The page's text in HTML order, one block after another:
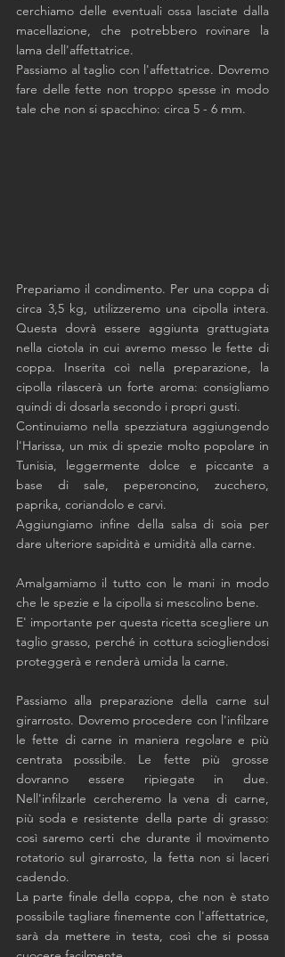
cerchiamo delle eventuali ossa lasciate dalla
macellazione, che potrebbero rovinare la
lama dell'affettatrice.
Passiamo al taglio con l'affettatrice. Dovremo
fare delle fette non troppo spesse in modo
tale che non si spacchino: circa 5 - 6 mm.
Prepariamo il condimento. Per una coppa di
circa 3,5 kg, utilizzeremo una cipolla intera.
Questa dovrà essere aggiunta grattugiata
nella ciotola in cui avremo messo le fette di
coppa. Inserita coì nella preparazione, la
cipolla rilascerà un forte aroma: consigliamo
quindi di dosarla secondo i propri gusti.
Continuiamo nella spezziatura aggiungendo
l'Harissa, un mix di spezie molto popolare in
Tunisia, leggermente dolce e piccante a
base di sale, peperoncino, zucchero,
paprika, coriandolo e carvi.
Aggiungiamo infine della salsa di soia per
dare ulteriore sapidità e umidità alla carne.
Amalgamiamo il tutto con le mani in modo
che le spezie e la cipolla si mescolino bene.
E' importante per questa ricetta scegliere un
taglio grasso, perché in cottura sciogliendosi
proteggerà e renderà umida la carne.
Passiamo alla preparazione della carne sul
girarrosto. Dovremo procedere con l'infilzare
le fette di carne in maniera regolare e più
centrata possibile. Le fette più grosse
dovranno essere ripiegate in due.
Nell'infilzarle cercheremo la vena di carne,
più soda e resistente della parte di grasso:
così saremo certi che durante il movimento
rotatorio sul girarrosto, la fetta non si laceri
cadendo.
La parte finale della coppa, che non è stato
possibile tagliare finemente con l'affettatrice,
sarà da mettere in testa, così che si possa